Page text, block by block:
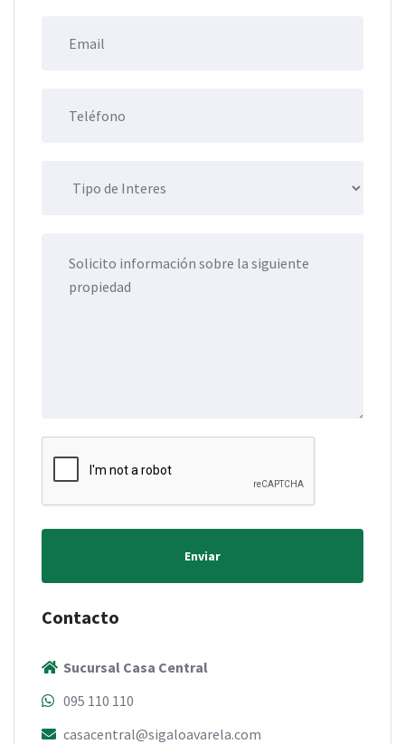
Enviar
Contacto
Sucursal Casa Central
095 110 110
casacentral@sigaloavarela.com